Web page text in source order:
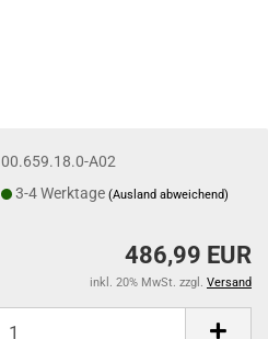
00.659.18.0-A02
3-4 Werktage(Ausland abweichend)
486,99 EUR
inkl. 20% MwSt. zzgl. Versand